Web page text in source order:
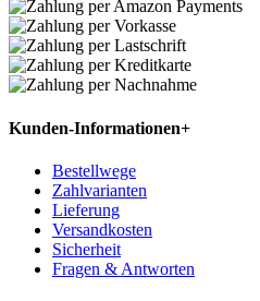
Kunden-Informationen+
Bestellwege
Zahlvarianten
Lieferung
Versandkosten
Sicherheit
Fragen & Antworten